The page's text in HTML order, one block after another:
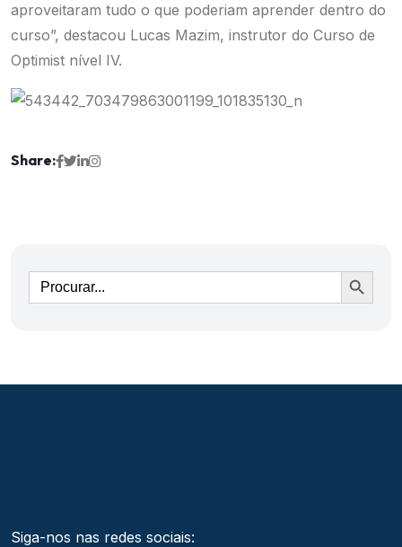
aproveitaram tudo o que poderiam aprender dentro do
curso”, destacou Lucas Mazim, instrutor do Curso de
Optimist nível IV.
Share:
Ir
Siga-nos nas redes sociais: